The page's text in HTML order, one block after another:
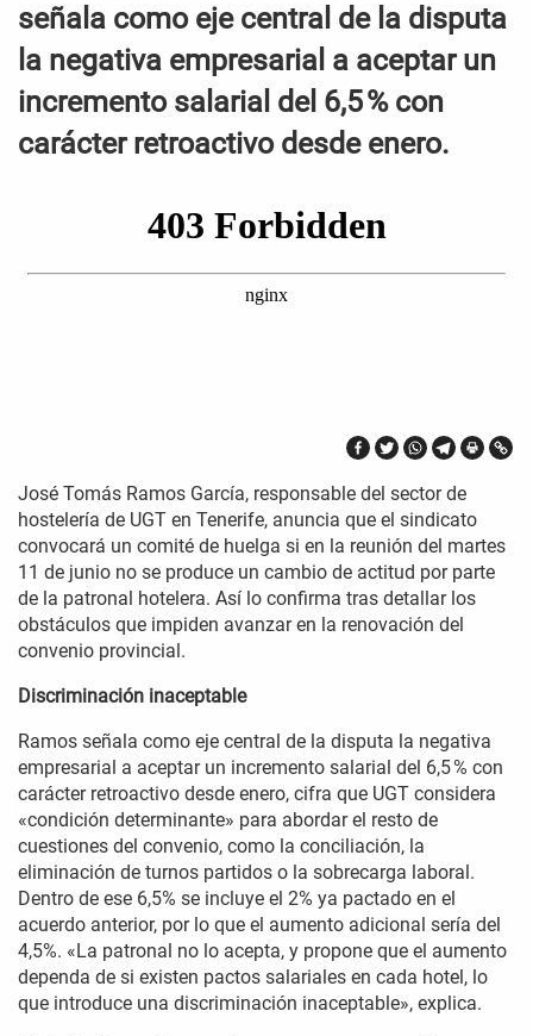
señala como eje central de la disputa
la negativa empresarial a aceptar un
incremento salarial del 6,5 % con
carácter retroactivo desde enero.
José Tomás Ramos García, responsable del sector de
hostelería de UGT en Tenerife, anuncia que el sindicato
convocará un comité de huelga si en la reunión del martes
11 de junio no se produce un cambio de actitud por parte
de la patronal hotelera. Así lo confirma tras detallar los
obstáculos que impiden avanzar en la renovación del
convenio provincial.
Discriminación inaceptable
Ramos señala como eje central de la disputa la negativa
empresarial a aceptar un incremento salarial del 6,5 % con
carácter retroactivo desde enero, cifra que UGT considera
«condición determinante» para abordar el resto de
cuestiones del convenio, como la conciliación, la
eliminación de turnos partidos o la sobrecarga laboral.
Dentro de ese 6,5% se incluye el 2% ya pactado en el
acuerdo anterior, por lo que el aumento adicional sería del
4,5%. «La patronal no lo acepta, y propone que el aumento
dependa de si existen pactos salariales en cada hotel, lo
que introduce una discriminación inaceptable», explica.